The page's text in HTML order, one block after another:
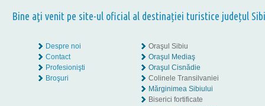
Bine aţi venit pe site-ul oficial al destinației turistice județul
Despre noi
Contact
Profesionişti
Broşuri
Oraşul Sibiu
Oraşul Mediaş
Oraşul Cisnădie
Colinele Transilvaniei
Mărginimea Sibiului
Biserici fortificate